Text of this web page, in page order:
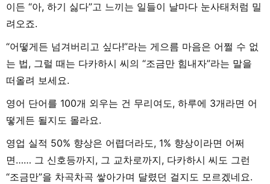
이든 “아, 하기 싫다”고 느끼는 일들이 날마다 눈사태처럼 밀
려오죠.
“어떻게든 넘겨버리고 싶다!”라는 게으름 마음은 어쩔 수 없
는 법, 그럴 때는 다카하시 씨의 “조금만 힘내자”라는 말을
떠올려 보세요.
영어 단어를 100개 외우는 건 무리여도, 하루에 3개라면 어
떻게든 될지도 몰라요.
영업 실적 50% 향상은 어렵더라도, 1% 향상이라면 어쩌
면…… 그 신호등까지, 그 교차로까지, 다카하시 씨도 그런
“조금만”을 차곡차곡 쌓아가며 달렸던 걸지도 모르겠네요.